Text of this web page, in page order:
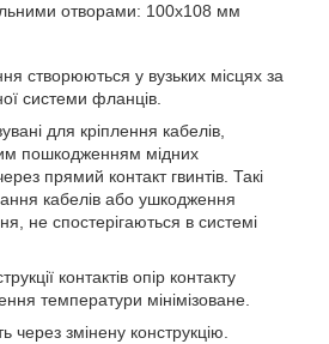
отворами: 100x108 мм
створюються у вузьких місцях за
системи фланців.
для кріплення кабелів,
пошкодженням мідних
прямий контакт гвинтів. Такі
кабелів або ушкодження
не спостерігаються в системі
контактів опір контакту
температури мінімізоване.
змінену конструкцію.